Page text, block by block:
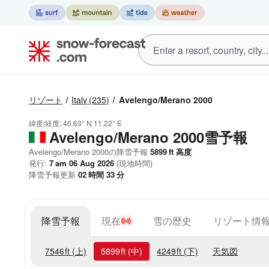
リゾート Italy (235) Avelengo/Merano 2000
緯度/経度:46.63° N 11.22° E
Avelengo/Merano 2000雪予報
Avelengo/Merano 2000の降雪予報 5899ft 高度
発行: 7 am 06 Aug 2026 (現地時間)
降雪予報更新 02時間 33分
降雪予報 現在 雪の歴史 リゾート情
7546ft (上) 5899ft (中) 4249ft (下) 天気図